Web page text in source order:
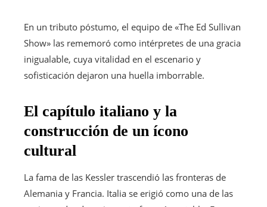
En un tributo póstumo, el equipo de «The Ed Sullivan
Show» las rememoró como intérpretes de una gracia
inigualable, cuya vitalidad en el escenario y
sofisticación dejaron una huella imborrable.
El capítulo italiano y la
construcción de un ícono
cultural
La fama de las Kessler trascendió las fronteras de
Alemania y Francia. Italia se erigió como una de las